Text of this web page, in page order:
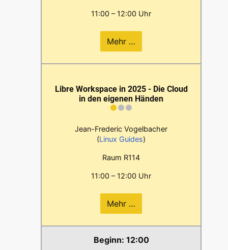
11:00 – 12:00 Uhr
Mehr …
Libre Workspace in 2025 - Die Cloud
in den eigenen Händen
Jean-Frederic Vogelbacher
(Linux Guides)
Raum R114
11:00 – 12:00 Uhr
Mehr …
12:00